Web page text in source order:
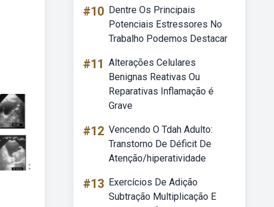
#10 Dentre Os Principais
Potenciais Estressores No
Trabalho Podemos Destacar
#11 Alterações Celulares
Benignas Reativas Ou
Reparativas Inflamação é
Grave
#12 Vencendo O Tdah Adulto:
Transtorno De Déficit De
Atenção/hiperatividade
#13 Exercícios De Adição
Subtração Multiplicação E